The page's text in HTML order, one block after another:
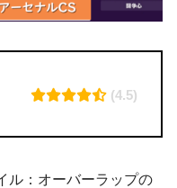
(4.5)
ル：オーバーラップの